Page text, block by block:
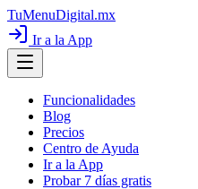
TuMenuDigital.mx
Ir a la App
Funcionalidades
Blog
Precios
Centro de Ayuda
Ir a la App
Probar 7 días gratis